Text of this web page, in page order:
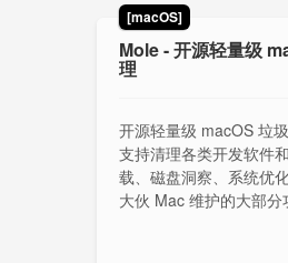
[macOS]
Mole - 开源轻量级
理
开源轻量级 macOS 垃
支持清理各类开发软件
载、磁盘洞察、系统优
大伙 Mac 维护的大部分